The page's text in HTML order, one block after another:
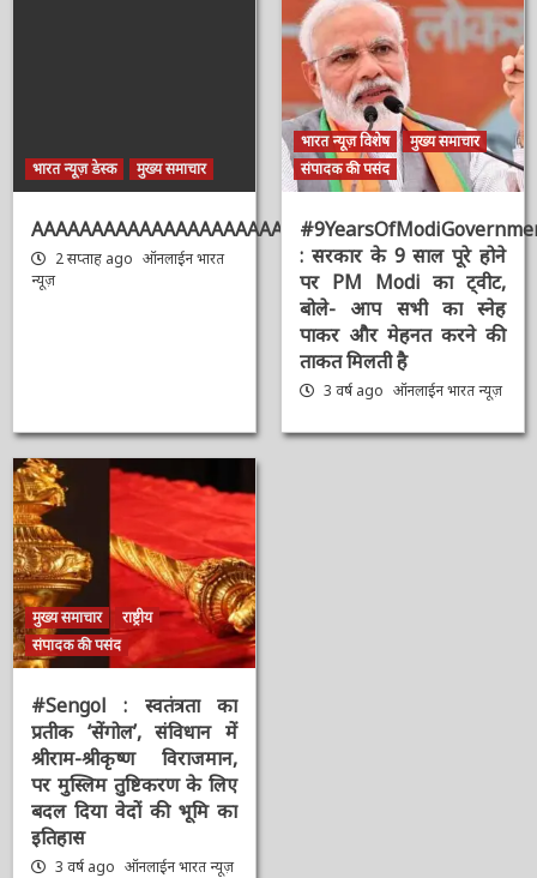
भारत न्यूज़ डेस्क मुख्य समाचार
AAAAAAAAAAAAAAAAAAAAAAAAAAAAAAAAA
भारत न्यूज़ विशेष
मुख्य समाचार
संपादक की पसंद
: सरकार के 9 साल पूरे होने
पर PM Modi का ट्वीट,
बोले- आप सभी का स्नेह
पाकर और मेहनत करने की
मुख्य समाचार
राष्ट्रीय
संपादक की पसंद
#Sengol : स्वतंत्रता का
प्रतीक ‘सेंगोल’, संविधान में
श्रीराम-श्रीकृष्ण विराजमान,
पर मुस्लिम तुष्टिकरण के
लिए बदल दिया वेदों की भूमि